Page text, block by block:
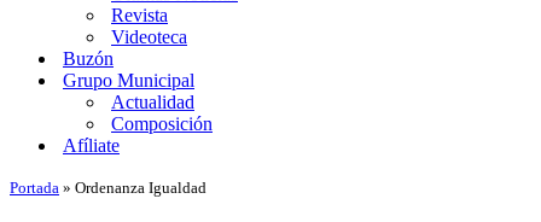
Revista
Videoteca
Buzón
Grupo Municipal
Actualidad
Composición
Afíliate
Portada » Ordenanza Igualdad